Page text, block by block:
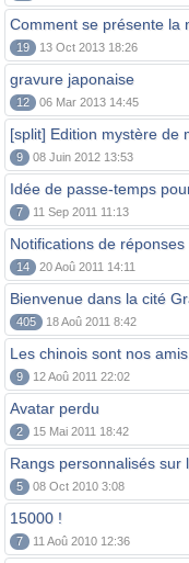
Comment se présente la
19 13 Oct 2013 18:26
gravure japonaise
12 06 Mar 2013 14:45
[split] Edition mystère de
9 08 Juin 2012 13:53
Idée de passe-temps
7 11 Sep 2011 11:13
Notifications de
14 20 Aoû 2011 14:11
Bienvenue dans la cité
405
18 Aoû 2011 8:42
Les chinois sont nos
9 12 Aoû 2011 22:02
Avatar perdu
2 15 Mai 2011 18:42
Rangs personnalisés sur
5 08 Oct 2010 3:08
15000 !
7 11 Aoû 2010 12:36